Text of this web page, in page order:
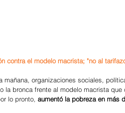
contra el modelo macrista; "no al
mañana, organizaciones sociales,
la bronca frente al modelo macrista
lo pronto, aumentó la pobreza en más